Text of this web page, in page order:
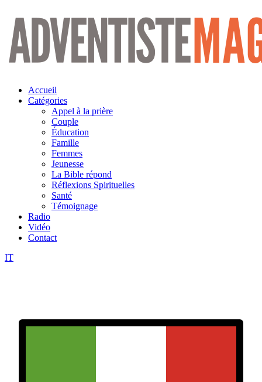
Aller
contenu
Accueil
Catégories
Appel à la prière
Couple
Éducation
Famille
Femmes
Jeunesse
La Bible répond
Réflexions Spirituelles
Santé
Témoignage
Radio
Vidéo
Contact
IT